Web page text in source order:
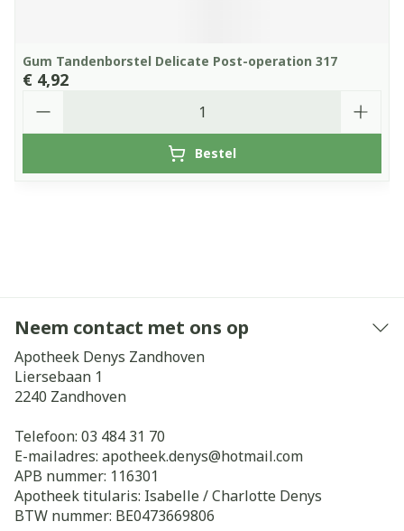
Gum Tandenborstel Delicate Post-operation 317
€ 4,92
Bestel
Neem contact met ons op
Apotheek Denys Zandhoven
Liersebaan 1
2240 Zandhoven
Telefoon: 03 484 31 70
E-mailadres: apotheek.denys@hotmail.com
APB nummer: 116301
Apotheek titularis: Isabelle / Charlotte Denys
BTW nummer: BE0473669806